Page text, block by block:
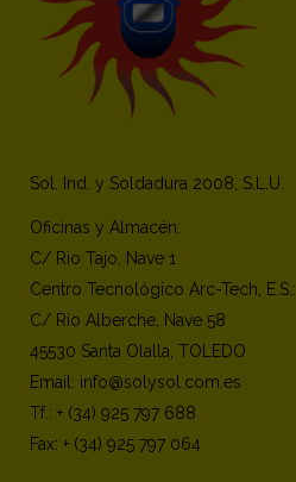
Sol. Ind. y Soldadura 2008, S.L.U.
Oficinas y Almacén:
C/ Rio Tajo, Nave 1
Centro Tecnológico Arc-Tech, E.S.:
C/ Rio Alberche, Nave 58
45530 Santa Olalla, TOLEDO
Email: info@solysol.com.es
Tf.: + (34) 925 797 688
Fax: + (34) 925 797 064